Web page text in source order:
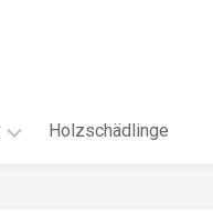
Holzschädlinge